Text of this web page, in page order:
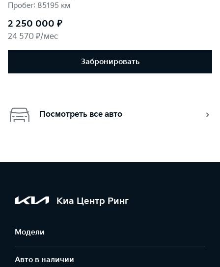
Пробег: 85195 км
2 250 000 ₽
24 570 ₽/мес
Забронировать
Посмотреть все авто
Киа Центр Ринг
Модели
Авто в наличии